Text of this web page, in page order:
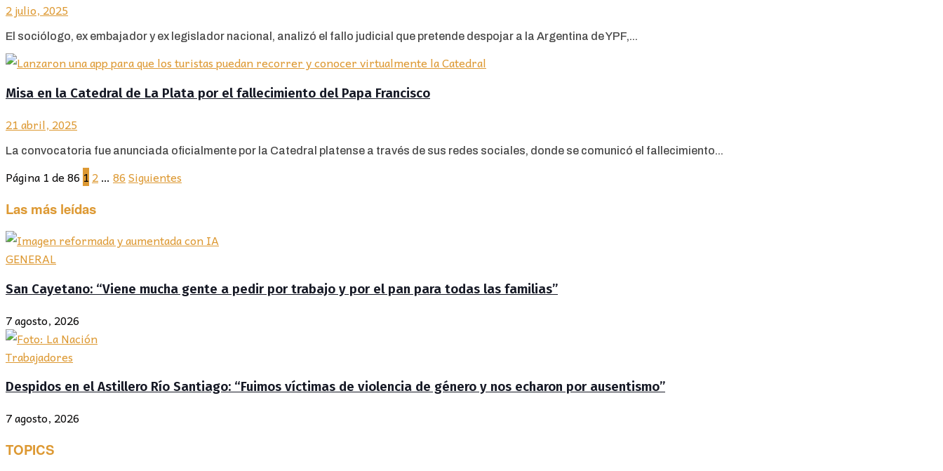
2 julio, 2025
El sociólogo, ex embajador y ex legislador nacional, analizó el fallo judicial que pretende despojar a la Argentina de YPF,...
Misa en la Catedral de La Plata por el fallecimiento del Papa Francisco
21 abril, 2025
La convocatoria fue anunciada oficialmente por la Catedral platense a través de sus redes sociales, donde se comunicó el fallecimiento...
Página 1 de 86 1 2… 86Siguientes
Las más leídas
GENERAL
San Cayetano: “Viene mucha gente a pedir por trabajo y por el pan para todas las familias”
7 agosto, 2026
Trabajadores
Despidos en el Astillero Río Santiago: “Fuimos víctimas de violencia de género y nos echaron por ausentismo”
7 agosto, 2026
TOPICS